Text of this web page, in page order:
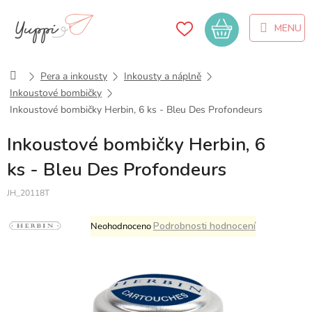
obsah
Nákupní
košík
DomůPera a inkousty
Inkousty a náplně
Inkoustové bombičky
Inkoustové bombičky Herbin, 6 ks - Bleu Des Profondeurs
Inkoustové bombičky Herbin, 6
ks - Bleu Des Profondeurs
JH_20118T
Průměrné
hodnocení
5
NeohodnocenoPodrobnosti hodnocení